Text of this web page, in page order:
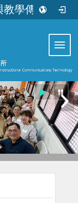
國立臺北教育大學-課程與教學傳播科技研究所